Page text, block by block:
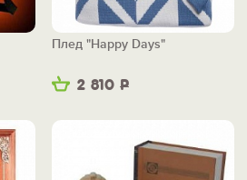
2 810 Р
Плед "Happy Days"